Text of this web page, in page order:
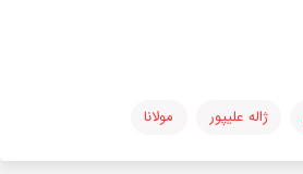
ژاله علیپور مولانا